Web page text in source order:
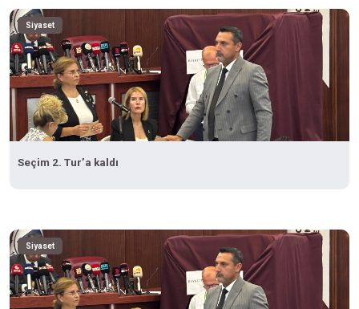
Siyaset
Seçim 2. Tur’a kaldı
Siyaset